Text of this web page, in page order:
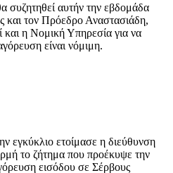
συζητηθεί αυτήν την εβδομάδα
και τον Πρόεδρο Αναστασιάδη,
και η Νομική Υπηρεσία για να
είναι νόμιμη.
εγκύκλιο ετοίμασε η διεύθυνση
το ζήτημα που προέκυψε την
εισόδου σε Σέρβους